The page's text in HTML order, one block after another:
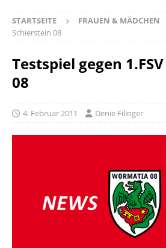
STARTSEITE FRAUEN & MÄDCHEN
Schierstein 08
Testspiel gegen
08
4. Februar 2011 Denie Filinger